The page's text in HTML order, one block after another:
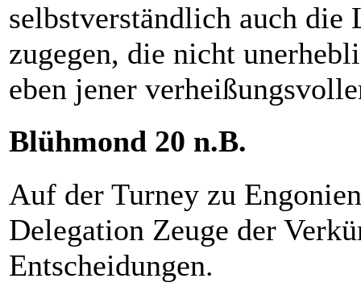
selbstverständlich auch
zugegen, die nicht
eben jener
Blühmond 20 n.B.
Auf der Turney zu
Delegation Zeuge der
Entscheidungen.